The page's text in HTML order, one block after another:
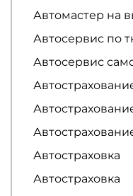
Автомастер на
Автосервис по
Автосервис
Автостраховка
Автостраховка